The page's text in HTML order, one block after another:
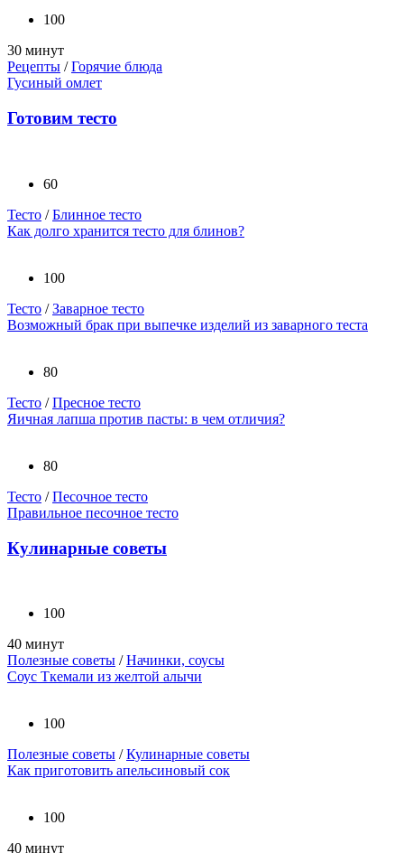
100
30 минут
Рецепты /Горячие блюда
Гусиный омлет
Готовим тесто
60
Тесто /Блинное тесто
Как долго хранится тесто для блинов?
100
Тесто /Заварное тесто
Возможный брак при выпечке изделий из заварного теста
80
Тесто /Пресное тесто
Яичная лапша против пасты: в чем отличия?
80
Тесто /Песочное тесто
Правильное песочное тесто
Кулинарные советы
100
40 минут
Полезные советы /Начинки, соусы
Соус Ткемали из желтой алычи
100
Полезные советы /Кулинарные советы
Как приготовить апельсиновый сок
100
40 минут